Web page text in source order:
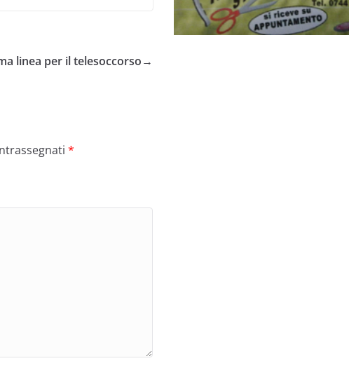
linea per il telesoccorso→
*